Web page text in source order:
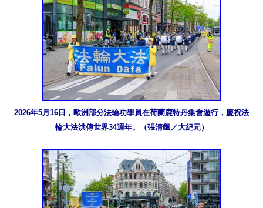
2026年5月16日，歐洲部分法輪功學員在荷蘭鹿特丹集會遊行，慶祝法
輪大法洪傳世界34週年。（張清颻／大紀元）